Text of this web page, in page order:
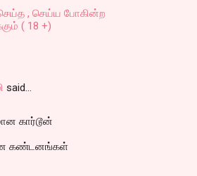
, செய்ய போகின்ற
( 18 +)
said…
கார்டூன்
கண்டனங்கள்